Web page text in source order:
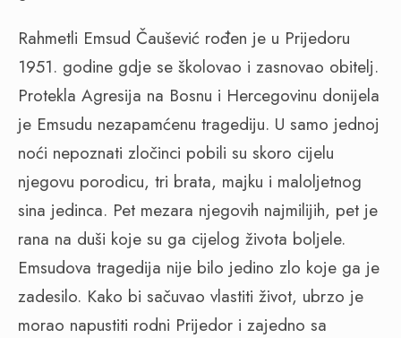
Rahmetli Emsud Čaušević rođen je u Prijedoru
1951. godine gdje se školovao i zasnovao obitelj.
Protekla Agresija na Bosnu i Hercegovinu donijela
je Emsudu nezapamćenu tragediju. U samo jednoj
noći nepoznati zločinci pobili su skoro cijelu
njegovu porodicu, tri brata, majku i maloljetnog
sina jedinca. Pet mezara njegovih najmilijih, pet je
rana na duši koje su ga cijelog života boljele.
Emsudova tragedija nije bilo jedino zlo koje ga je
zadesilo. Kako bi sačuvao vlastiti život, ubrzo je
morao napustiti rodni Prijedor i zajedno sa